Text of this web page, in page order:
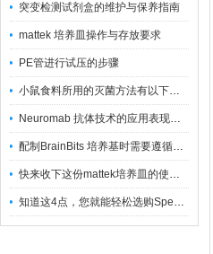
突变检测试剂盒的维护与保养指南
mattek 培养皿操作与存放要求
PE管进行试压的步骤
小鼠食料所用的灭菌方法有以下三种
Neuromab 抗体技术的应用表现在这几方面
配制BrainBits 培养基时需要遵循的原则
快来收下这份mattek培养皿的使用指南
知道这4点，您就能轻松选购Spectrum 膜